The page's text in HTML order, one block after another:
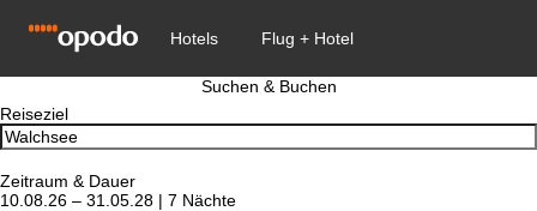
Suchen & Buchen
Reiseziel
Zeitraum & Dauer
10.08.26 – 31.05.28 | 7 Nächte